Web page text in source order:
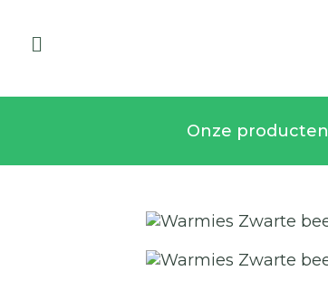
Onze producten